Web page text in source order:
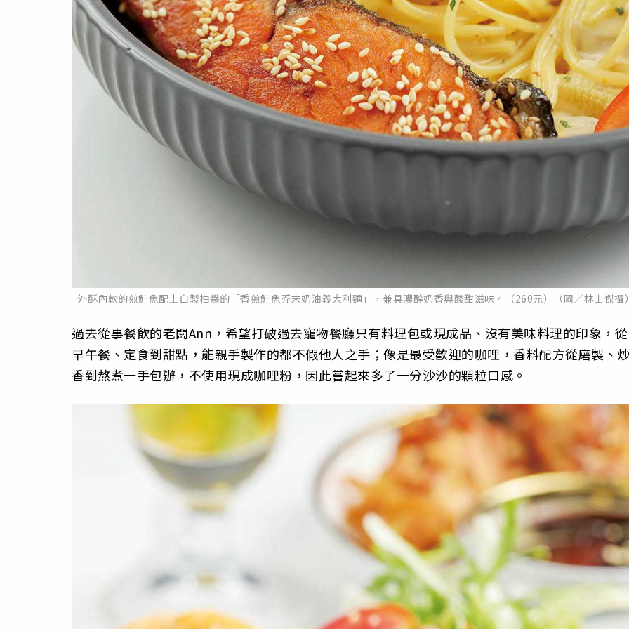
外酥內軟的煎鮭魚配上自製柚醬的「香煎鮭魚芥末奶油義大利麵」，兼具濃醇奶香與酸甜滋味。（260元）（圖／林士傑攝
過去從事餐飲的老闆Ann，希望打破過去寵物餐廳只有料理包或現成品、沒有美味料理的印象，從
早午餐、定食到甜點，能親手製作的都不假他人之手；像是最受歡迎的咖哩，香料配方從磨製、
香到熬煮一手包辦，不使用現成咖哩粉，因此嘗起來多了一分沙沙的顆粒口感。